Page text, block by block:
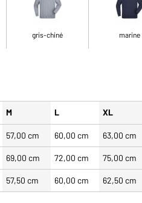
gris-chiné marine
M L XL
57,00 cm 60,00 cm 63,00 cm
69,00 cm 72,00 cm 75,00 cm
57,50 cm 60,00 cm 62,50 cm